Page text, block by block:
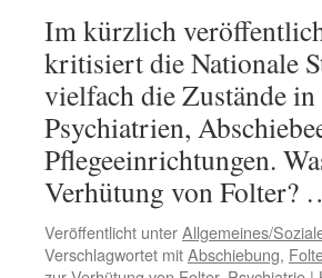
Im kürzlich
kritisiert die Nationale
vielfach die Zustände
Psychiatrien,
Pflegeeinrichtungen.
Verhütung von Folter?
Veröffentlicht unterAllgemeines/
Verschlagwortet mitAbschiebung,